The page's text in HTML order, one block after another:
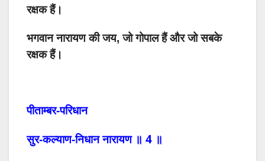
रक्षक हैं।
भगवान नारायण की जय, जो गोपाल हैं और जो सबके
रक्षक हैं।
पीताम्बर-परिधान
सुर-कल्याण-निधान नारायण ॥ 4 ॥